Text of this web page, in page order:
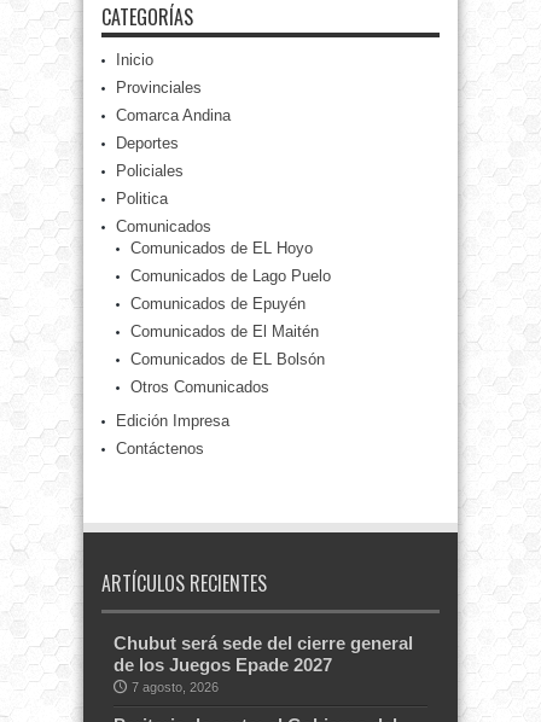
CATEGORÍAS
Inicio
Provinciales
Comarca Andina
Deportes
Policiales
Politica
Comunicados
Comunicados de EL Hoyo
Comunicados de Lago Puelo
Comunicados de Epuyén
Comunicados de El Maitén
Comunicados de EL Bolsón
Otros Comunicados
Edición Impresa
Contáctenos
ARTÍCULOS RECIENTES
Chubut será sede del cierre general
de los Juegos Epade 2027
7 agosto, 2026